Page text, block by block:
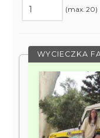
(max. 20)
WYCIECZKA